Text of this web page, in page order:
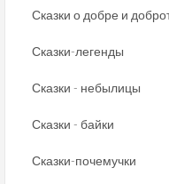
Сказки о добре и
Сказки-легенды
Сказки - небылицы
Сказки - байки
Сказки-почемучки